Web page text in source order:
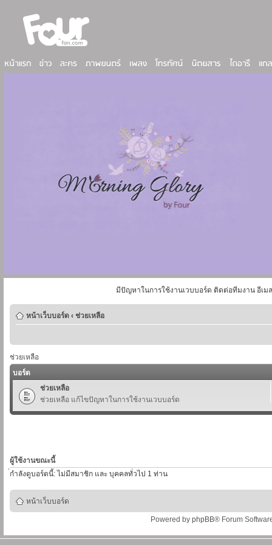
มีปัญหาในการใช้งานเวบบอร์ด ติดต่อทีมงาน อีเม
หน้าเว็บบอร์ด ‹ ช่วยเหลือ
ช่วยเหลือ
บอร์ด
ช่วยเหลือ
ช่วยเหลือ แก้ไขปัญหาในการใช้งานเวบบอร์ด
ผู้ใช้งานขณะนี้
่กำลังดูบอร์ดนี้: ไม่มีสมาชิก และ บุคคลทั่วไป 1 ท่าน
หน้าเว็บบอร์ด
Powered by phpBB® Forum